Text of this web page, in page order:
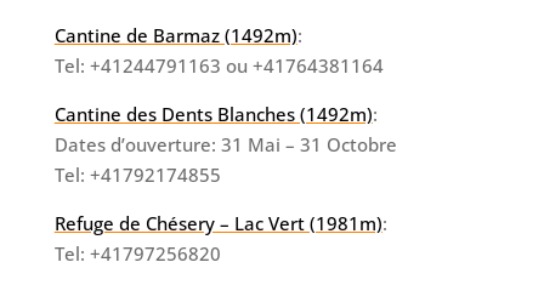
Cantine de Barmaz (1492m):
Tel: +41244791163 ou +41764381164
Cantine des Dents Blanches (1492m):
Dates d’ouverture: 31 Mai – 31 Octobre
Tel: +41792174855
Refuge de Chésery – Lac Vert (1981m):
Tel: +41797256820